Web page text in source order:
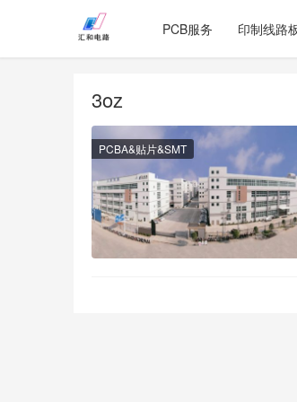
PCB服务 印制线路
3oz
PCBA&贴片&SMT